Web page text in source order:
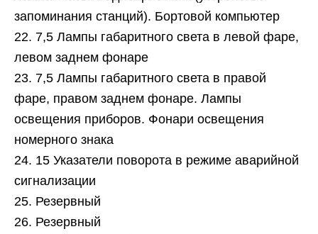
запоминания станций). Бортовой компьютер
22. 7,5 Лампы габаритного света в левой фаре,
левом заднем фонаре
23. 7,5 Лампы габаритного света в правой
фаре, правом заднем фонаре. Лампы
освещения приборов. Фонари освещения
номерного знака
24. 15 Указатели поворота в режиме аварийной
сигнализации
25. Резервный
26. Резервный